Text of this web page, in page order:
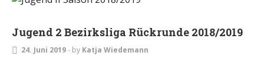
Jugend 2 Bezirksliga Rückrunde 2018/2019
24. Juni 2019- by Katja Wiedemann